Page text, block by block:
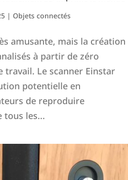
| Objets connectés
amusante, mais la création
à partir de zéro
travail. Le scanner Einstar
potentielle en
de reproduire
tous les...